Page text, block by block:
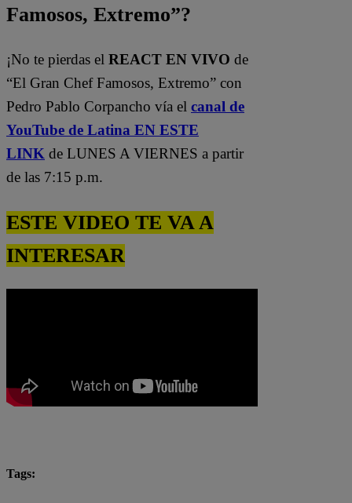
Famosos, Extremo”?
¡No te pierdas el REACT EN VIVO de
“El Gran Chef Famosos, Extremo” con
Pedro Pablo Corpancho vía el canal de
YouTube de Latina EN ESTE
LINK de LUNES A VIERNES a partir
de las 7:15 p.m.
ESTE VIDEO TE VA A
INTERESAR
Tags: